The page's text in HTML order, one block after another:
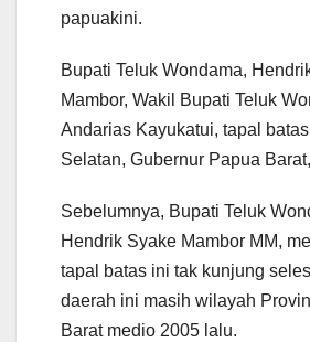
papuakini.
Bupati Teluk Wondama,
Mambor, Wakil Bupati Teluk
Andarias Kayukatui, tapal
Selatan, Gubernur Papua Barat,
Sebelumnya, Bupati Teluk
Hendrik Syake Mambor MM,
tapal batas ini tak kunjung
daerah ini masih wilayah
Barat medio 2005 lalu.